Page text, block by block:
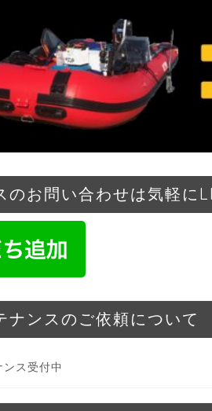
のお問い合わせは気軽に
ナンスのご依頼について
ス受付中